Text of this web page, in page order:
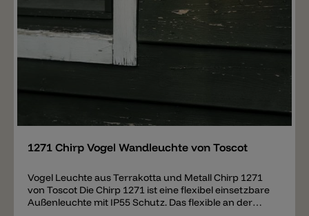
1271 Chirp Vogel Wandleuchte von Toscot
Vogel Leuchte aus Terrakotta und Metall Chirp 1271
von Toscot Die Chirp 1271 ist eine flexibel einsetzbare
Außenleuchte mit IP55 Schutz. Das flexible an der